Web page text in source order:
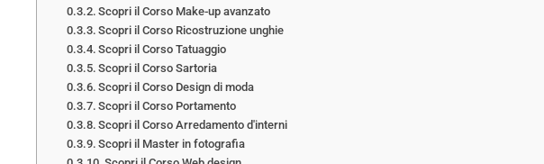
Scopri il Corso Make-up avanzato
Scopri il Corso Ricostruzione unghie
Scopri il Corso Tatuaggio
Scopri il Corso Sartoria
Scopri il Corso Design di moda
Scopri il Corso Portamento
Scopri il Corso Arredamento d'interni
Scopri il Master in fotografia